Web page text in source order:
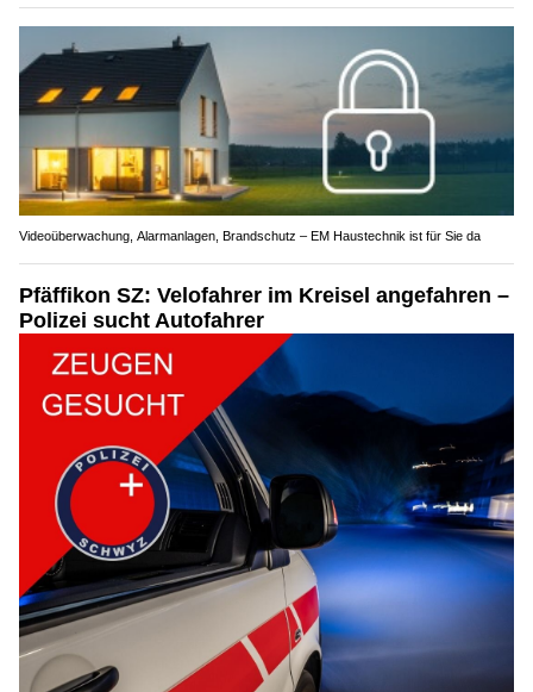
Videoüberwachung, Alarmanlagen, Brandschutz – EM Haustechnik ist für Sie da
Pfäffikon SZ: Velofahrer im Kreisel angefahren –
Polizei sucht Autofahrer